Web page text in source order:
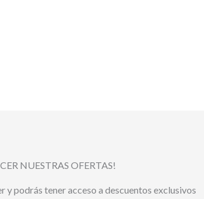
NUESTRAS OFERTAS!
y podrás tener acceso a descuentos exclusivos